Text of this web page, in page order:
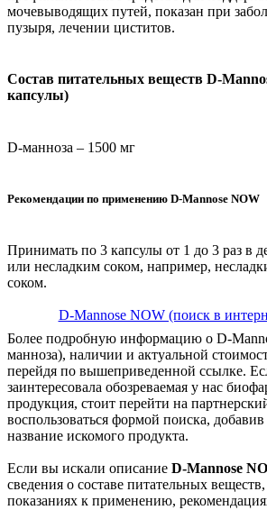
мочевыводящих путей, показан при
пузыря, лечении циститов.
Состав питательных веществ D-
капсулы)
D-манноза – 1500 мг
Рекомендации по применению D-Mannose NOW
Принимать по 3 капсулы от 1 до 3 раз в
или несладким соком, например,
соком.
D-Mannose NOW (поиск в
Более подробную информацию о D-
манноза), наличии и актуальной
перейдя по вышеприведенной ссылке.
заинтересовала обозреваемая у нас
продукция, стоит перейти на
воспользоваться формой поиска,
название искомого продукта.
Если вы искали описание D-Mannose
сведения о составе питательных
показаниях к применению,